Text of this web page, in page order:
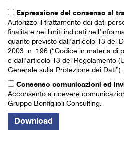
Espressione del consenso al
Autorizzo il trattamento dei dati
finalità e nei limitiindicati
quanto previsto dall’articolo 13 del
2003, n. 196 (“Codice in materia di
e dall’articolo 13 del Regolamento
Generale sulla Protezione dei Dati”).
Consenso comunicazioni ed
Acconsento a ricevere
Gruppo Bonfiglioli Consulting.